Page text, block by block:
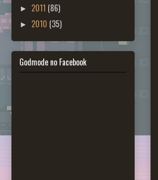
► 2011 (86)
► 2010 (35)
Godmode no Facebook